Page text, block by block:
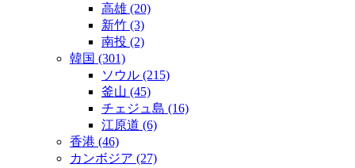
高雄 (20)
新竹 (3)
南投 (2)
韓国 (301)
ソウル (215)
釜山 (45)
チェジュ島 (16)
江原道 (6)
香港 (46)
カンボジア (27)